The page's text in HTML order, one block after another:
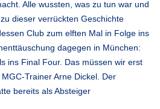
Alle wussten, was zu tun war und
dieser verrückten Geschichte
Club zum elften Mal in Folge ins
dagegen in München:
ins Final Four. Das müssen wir erst
Trainer Arne Dickel. Der
bereits als Absteiger